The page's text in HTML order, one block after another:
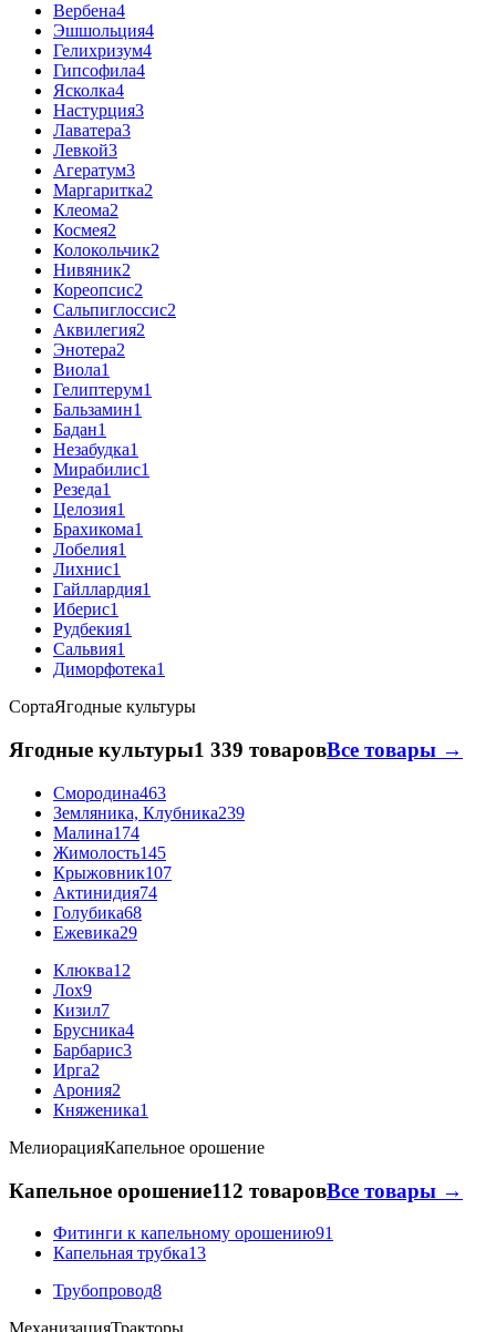
Вербена4
Эшшольция4
Гелихризум4
Гипсофила4
Ясколка4
Настурция3
Лаватера3
Левкой3
Агератум3
Маргаритка2
Клеома2
Космея2
Колокольчик2
Нивяник2
Кореопсис2
Сальпиглоссис2
Аквилегия2
Энотера2
Виола1
Гелиптерум1
Бальзамин1
Бадан1
Незабудка1
Мирабилис1
Резеда1
Целозия1
Брахикома1
Лобелия1
Лихнис1
Гайллардия1
Иберис1
Рудбекия1
Сальвия1
Диморфотека1
СортаЯгодные культуры
Ягодные культуры1 339 товаровВсе товары →
Смородина463
Земляника, Клубника239
Малина174
Жимолость145
Крыжовник107
Актинидия74
Голубика68
Ежевика29
Клюква12
Лох9
Кизил7
Брусника4
Барбарис3
Ирга2
Арония2
Княженика1
МелиорацияКапельное орошение
Капельное орошение112 товаровВсе товары →
Фитинги к капельному орошению91
Капельная трубка13
Трубопровод8